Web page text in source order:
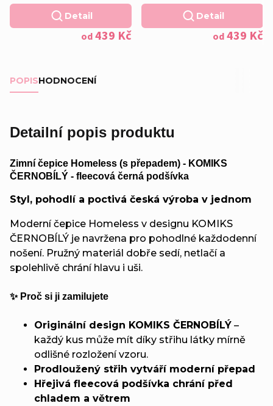
ZDARMA
od439 Kč
Detail
Polštářek ZDARMA
od439 Kč
Detail
POPISHODNOCENÍ
Detailní popis produktu
Zimní čepice Homeless (s přepadem) - KOMIKS
ČERNOBÍLÝ - fleecová černá podšívka
Styl, pohodlí a poctivá česká výroba v jednom
Moderní čepice Homeless v designu KOMIKS
ČERNOBÍLÝ je navržena pro pohodlné každodenní
nošení. Pružný materiál dobře sedí, netlačí a
spolehlivě chrání hlavu i uši.
✨ Proč si ji zamilujete
Originální design KOMIKS ČERNOBÍLÝ –
každý kus může mít díky střihu látky mírně
odlišné rozložení vzoru.
Prodloužený střih vytváří moderní přepad
Hřejivá fleecová podšívka chrání před
chladem a větrem